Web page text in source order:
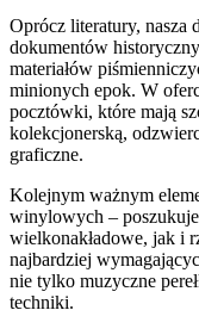
Oprócz literatury, nasza
dokumentów
materiałów
minionych epok. W
pocztówki, które mają
kolekcjonerską,
graficzne.
Kolejnym ważnym
winylowych –
wielkonakładowe, jak i
najbardziej
nie tylko muzyczne
techniki.